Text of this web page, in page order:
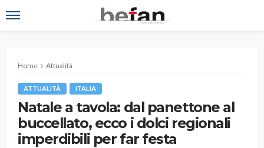
Home Attualità
ATTUALITÀ ITALIA
Natale a tavola: dal panettone al
buccellato, ecco i dolci regionali
imperdibili per far festa